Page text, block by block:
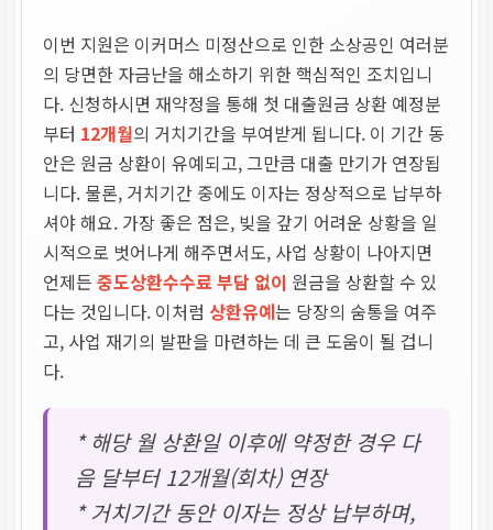
이번 지원은 이커머스 미정산으로 인한 소상공인 여러분
의 당면한 자금난을 해소하기 위한 핵심적인 조치입니
다. 신청하시면 재약정을 통해 첫 대출원금 상환 예정분
부터 12개월의 거치기간을 부여받게 됩니다. 이 기간 동
안은 원금 상환이 유예되고, 그만큼 대출 만기가 연장됩
니다. 물론, 거치기간 중에도 이자는 정상적으로 납부하
셔야 해요. 가장 좋은 점은, 빚을 갚기 어려운 상황을 일
시적으로 벗어나게 해주면서도, 사업 상황이 나아지면
언제든중도상환수수료 부담 없이 원금을 상환할 수 있
다는 것입니다. 이처럼 상환유예는 당장의 숨통을 여주
고, 사업 재기의 발판을 마련하는 데 큰 도움이 될 겁니
다.
* 해당 월 상환일 이후에 약정한 경우 다
음 달부터 12개월(회차) 연장
* 거치기간 동안 이자는 정상 납부하며,